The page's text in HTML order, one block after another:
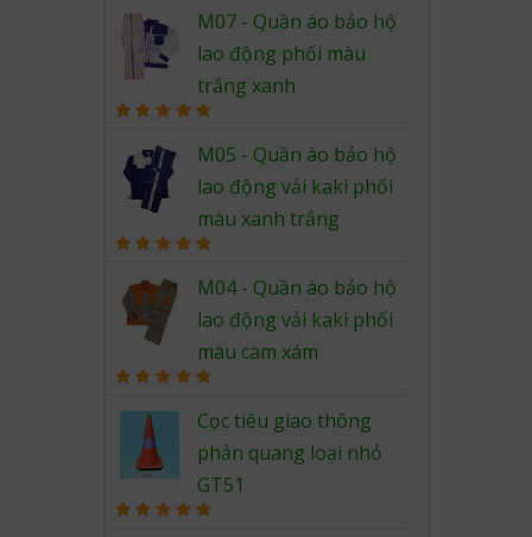
out of 5
M07 - Quần áo bảo hộ
lao động phối màu
trắng xanh
out of 5
M05 - Quần áo bảo hộ
lao động vải kaki phối
màu xanh trắng
out of 5
M04 - Quần áo bảo hộ
lao động vải kaki phối
màu cam xám
out of 5
Cọc tiêu giao thông
phản quang loại nhỏ
GT51